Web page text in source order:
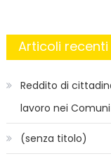
Articoli recenti
Reddito di
lavoro nei Comuni
(senza titolo)